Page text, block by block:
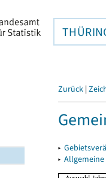
Zurück |
▸
▸